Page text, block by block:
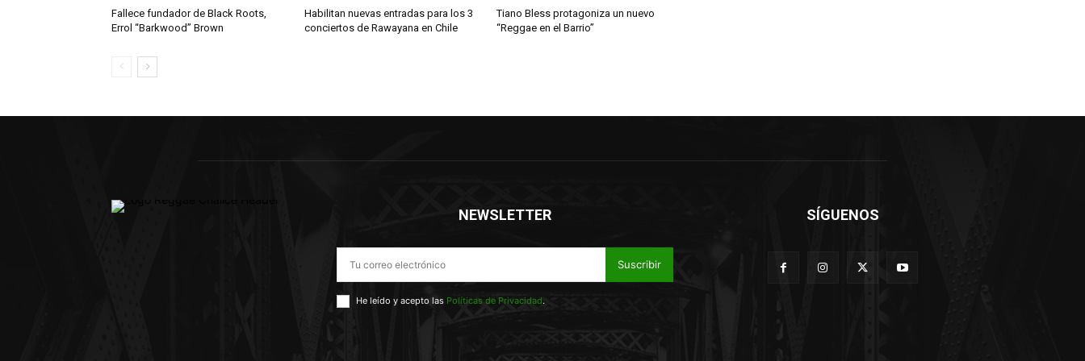
Fallece fundador de Black Roots,
Errol “Barkwood” Brown
Habilitan nuevas entradas para los 3
conciertos de Rawayana en Chile
Tiano Bless protagoniza un nuevo
“Reggae en el Barrio”
NEWSLETTER
Suscribir
He leído y acepto las Políticas de Privacidad.
SÍGUENOS